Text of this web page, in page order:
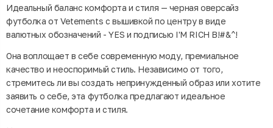
Идеальный баланс комфорта и стиля — черная оверсайз
футболка от Vetements с вышивкой по центру в виде
валютных обозначений - YES и подписью I'M RICH B!#&^!
Она воплощает в себе современную моду, премиальное
качество и неоспоримый стиль. Независимо от того,
стремитесь ли вы создать непринужденный образ или хотите
заявить о себе, эта футболка предлагают идеальное
сочетание комфорта и стиля.